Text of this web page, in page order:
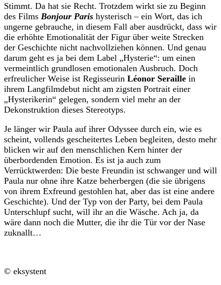
Stimmt. Da hat sie Recht. Trotzdem wirkt sie zu Beginn
des Films Bonjour Paris hysterisch – ein Wort, das ich
ungerne gebrauche, in diesem Fall aber ausdrückt, dass wir
die erhöhte Emotionalität der Figur über weite Strecken
der Geschichte nicht nachvollziehen können. Und genau
darum geht es ja bei dem Label „Hysterie“: um einen
vermeintlich grundlosen emotionalen Ausbruch. Doch
erfreulicher Weise ist Regisseurin Léonor Seraille in
ihrem Langfilmdebut nicht am zigsten Portrait einer
„Hysterikerin“ gelegen, sondern viel mehr an der
Dekonstruktion dieses Stereotyps.
Je länger wir Paula auf ihrer Odyssee durch ein, wie es
scheint, vollends gescheitertes Leben begleiten, desto mehr
blicken wir auf den menschlichen Kern hinter der
überbordenden Emotion. Es ist ja auch zum
Verrücktwerden: Die beste Freundin ist schwanger und will
Paula nur ohne ihre Katze beherbergen (die sie übrigens
von ihrem Exfreund gestohlen hat, aber das ist eine andere
Geschichte). Und der Typ von der Party, bei dem Paula
Unterschlupf sucht, will ihr an die Wäsche. Ach ja, da
wäre dann noch die Mutter, die ihr die Tür vor der Nase
zuknallt…
© eksystent